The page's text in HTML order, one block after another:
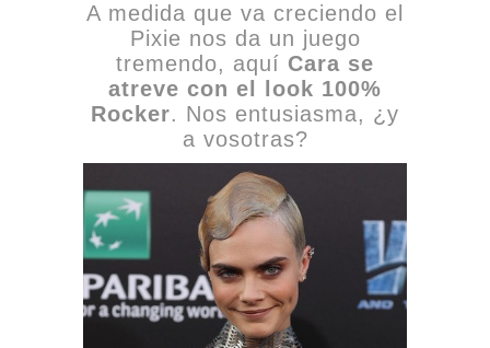
A medida que va creciendo el
Pixie nos da un juego
tremendo, aquí Cara se
atreve con el look 100%
Rocker. Nos entusiasma, ¿y
a vosotras?